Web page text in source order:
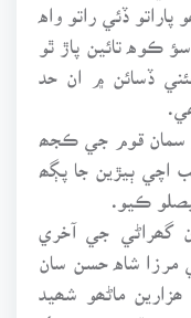
ڏئي راتو واه
ڪوه تائين پاڙ ٿو
ڏسائن ۾ ان حد
سمان قوم جي ڪجھ
اچي ٻيڙين جا پڳھ
ڪيو.
گھراڻي جي آخري
مرزا شاه حسن سان
ماڻھو شھيد
ڪرايا ۽ پاڻ ڪڇ ڏانھن ڀڄي ويو (تاريخ سنڌ-٣ ص ١۴۸).